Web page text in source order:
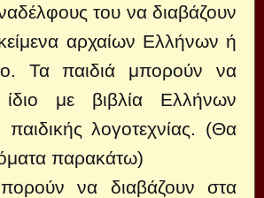
του να διαβάζουν
αρχαίων Ελλήνων ή
Τα παιδιά μπορούν να
με βιβλία Ελλήνων
λογοτεχνίας. (Θα
παρακάτω)
να διαβάζουν στα